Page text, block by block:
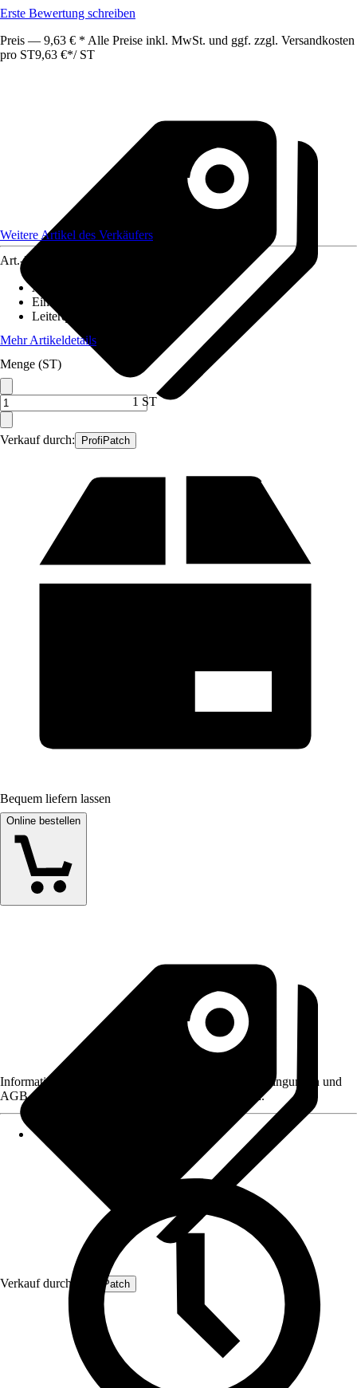
Erste Bewertung schreiben
Preis — 9,63 € * Alle Preise inkl. MwSt. und ggf. zzgl. Versandkosten
pro ST9,63 €*/ ST
Verkauf durch: ProfiPatch
Weitere Artikel des Verkäufers
Art.-Nr.
Ausführung
Einheit
Leiterquerschnitt
Mehr Artikeldetails
Menge (ST)
1 ST
Bequem liefern lassen
Online bestellen
Verkauf durch: ProfiPatch
Informationen des Verkäufers, wie z. B. Rückgabebedingungen und
AGB, finden Sie bei Klick auf den Verkäufernamen.